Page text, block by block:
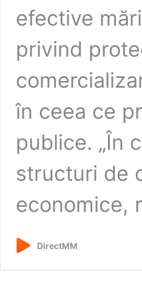
efective
privind
în ceea ce
publice. „În
structuri de
economice,
DirectMM